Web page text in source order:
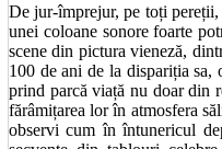
De jur-împrejur, pe toți
unei coloane sonore foarte
scene din pictura vieneză,
100 de ani de la dispariția
prind parcă viață nu doar din
fărâmițarea lor în atmosfera
observi cum în întunericul